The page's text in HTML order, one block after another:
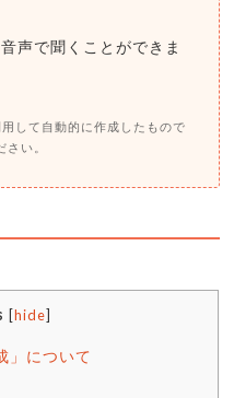
声で聞くことができま
して自動的に作成したもので
い。
[hide]
」について